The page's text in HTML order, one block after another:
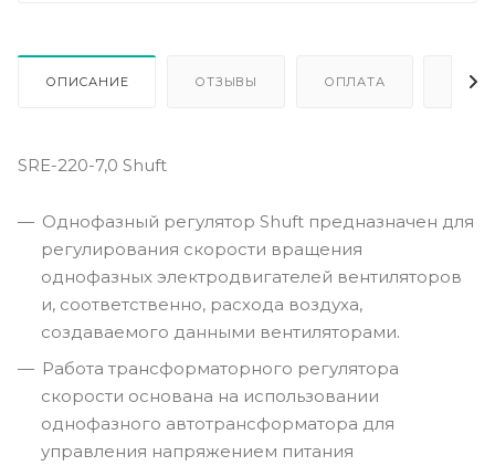
ОПИСАНИЕ ОТЗЫВЫ ОПЛАТА
SRE-220-7,0 Shuft
Однофазный регулятор Shuft предназначен для
регулирования скорости вращения
однофазных электродвигателей вентиляторов
и, соответственно, расхода воздуха,
создаваемого данными вентиляторами.
Работа трансформаторного регулятора
скорости основана на использовании
однофазного автотрансформатора для
управления напряжением питания